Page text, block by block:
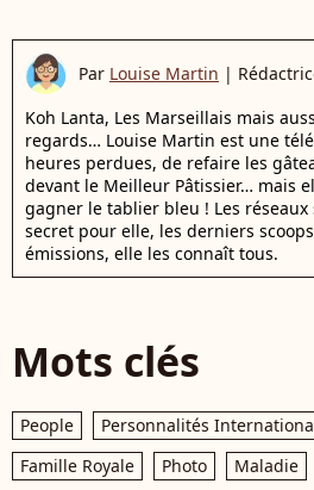
Par Louise Martin |
Koh Lanta, Les Marseillais mais
regards… Louise Martin est une
heures perdues, de refaire les
devant le Meilleur Pâtissier… mais
gagner le tablier bleu ! Les réseaux
secret pour elle, les derniers
émissions, elle les connaît tous.
Mots clés
People Personnalités
Famille Royale
Photo Maladie